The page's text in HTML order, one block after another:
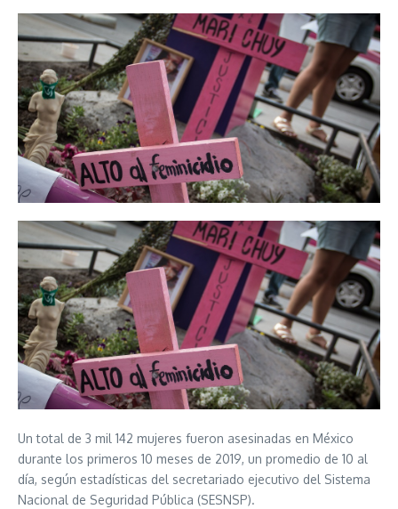
Un total de 3 mil 142 mujeres fueron asesinadas en México
durante los primeros 10 meses de 2019, un promedio de 10 al
día, según estadísticas del secretariado ejecutivo del Sistema
Nacional de Seguridad Pública (SESNSP).